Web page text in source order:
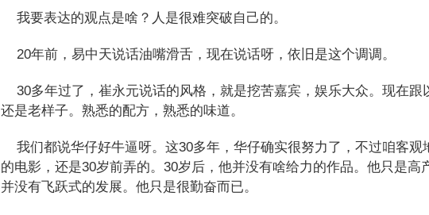
我要表达的观点是啥？人是很难突破自己的。
20年前，易中天说话油嘴滑舌，现在说话呀，依旧是这个调调。
30多年过了，崔永元说话的风格，就是挖苦嘉宾，娱乐大众。现在跟
还是老样子。熟悉的配方，熟悉的味道。
我们都说华仔好牛逼呀。这30多年，华仔确实很努力了，不过咱客观
的电影，还是30岁前弄的。30岁后，他并没有啥给力的作品。他只是高
并没有飞跃式的发展。他只是很勤奋而已。